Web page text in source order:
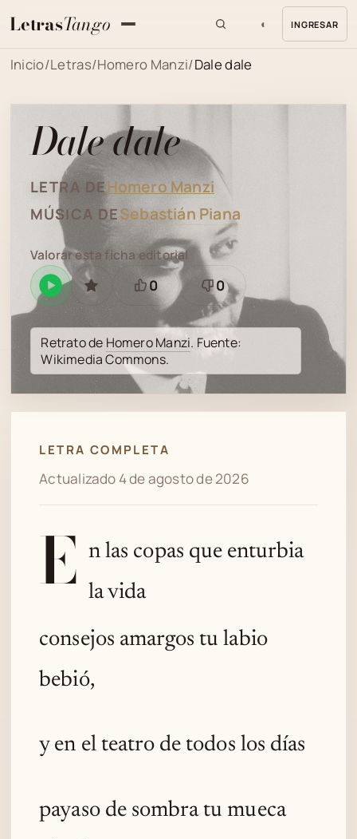
LetrasTango ◐ INGRESAR
Inicio/Letras/Homero Manzi/Dale dale
Dale dale
LETRA DEHomero Manzi
MÚSICA DESebastián Piana
Reproducir
en
Spotify
GUARDAR
Valorar esta ficha editorial
Está
bien
0
Necesita
revisión
0
Retrato de Homero Manzi. Fuente:
Wikimedia Commons.
LETRA COMPLETA
Actualizado 4 de agosto de 2026
E n las copas que enturbia
la vida
consejos amargos tu labio
bebió,
y en el teatro de todos los días
payaso de sombra tu mueca